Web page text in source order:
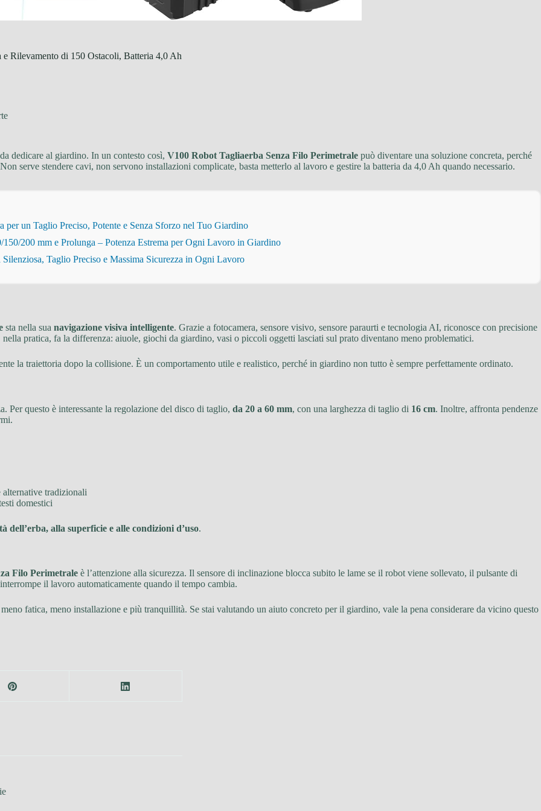
Rilevamento di 150 Ostacoli, Batteria 4,0 Ah
dedicare al giardino. In un contesto così, V100 Robot Tagliaerba Senza Filo Perimetrale può diventare una soluzione concreta, perché
serve stendere cavi, non servono installazioni complicate, basta metterlo al lavoro e gestire la batteria da 4,0 Ah quando necessario.
un Taglio Preciso, Potente e Senza Sforzo nel Tuo Giardino
200 mm e Prolunga – Potenza Estrema per Ogni Lavoro in Giardino
Taglio Preciso e Massima Sicurezza in Ogni Lavoro
sta nella sua navigazione visiva intelligente. Grazie a fotocamera, sensore visivo, sensore paraurti e tecnologia AI, riconosce con precisione
pratica, fa la differenza: aiuole, giochi da giardino, vasi o piccoli oggetti lasciati sul prato diventano meno problematici.
la traiettoria dopo la collisione. È un comportamento utile e realistico, perché in giardino non tutto è sempre perfettamente ordinato.
Per questo è interessante la regolazione del disco di taglio, da 20 a 60 mm, con una larghezza di taglio di 16 cm. Inoltre, affronta pendenze
tradizionali
domestici
dell’erba, alla superficie e alle condizioni d’uso.
Filo Perimetrale è l’attenzione alla sicurezza. Il sensore di inclinazione blocca subito le lame se il robot viene sollevato, il pulsante di
il lavoro automaticamente quando il tempo cambia.
fatica, meno installazione e più tranquillità. Se stai valutando un aiuto concreto per il giardino, vale la pena considerare da vicino questo